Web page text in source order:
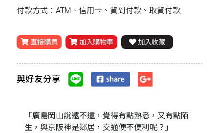
付款方式：ATM、信用卡、貨到付款、取貨付款
直接購買 加入購物車 加入收藏
與好友分享
「廣島岡山說遠不遠，覺得有點熟悉，又有點陌
生，與京阪神是鄰居，交通便不便利呢？」